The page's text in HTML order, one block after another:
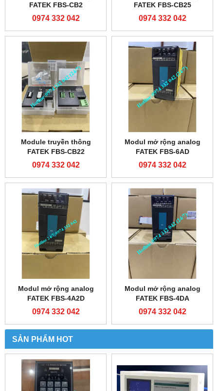
FATEK FBS-CB2
0974 332 042
FATEK FBS-CB25
0974 332 042
Module truyền thông
FATEK FBS-CB22
0974 332 042
Modul mở rộng analog
FATEK FBS-6AD
0974 332 042
Modul mở rộng analog
FATEK FBS-4A2D
0974 332 042
Modul mở rộng analog
FATEK FBS-4DA
0974 332 042
SẢN PHẨM HOT